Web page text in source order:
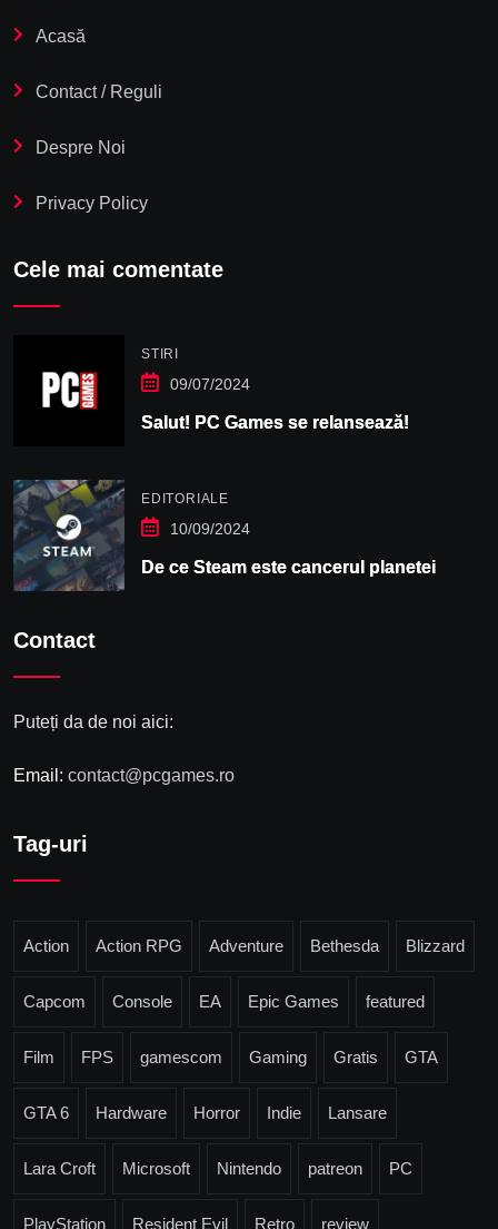
Acasă
Contact / Reguli
Despre Noi
Privacy Policy
Cele mai comentate
STIRI
09/07/2024
Salut! PC Games se relansează!
EDITORIALE
10/09/2024
De ce Steam este cancerul planetei
Contact
Puteți da de noi aici:
Email: contact@pcgames.ro
Tag-uri
Action Action RPG Adventure Bethesda Blizzard
Capcom Console EA Epic Games featured
Film FPS gamescom Gaming Gratis GTA
GTA 6 Hardware Horror Indie Lansare
Lara Croft Microsoft Nintendo patreon PC
PlayStation Resident Evil Retro review